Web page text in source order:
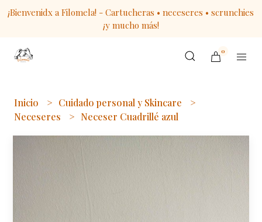
¡Bienvenidx a Filomela! - Cartucheras • neceseres • scrunchies
¡y mucho más!
0
Inicio
Cuidado personal y Skincare
Neceseres
Neceser Cuadrillé azul